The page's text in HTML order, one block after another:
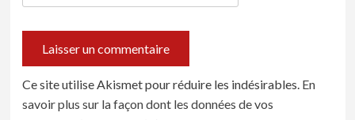
Ce site utilise Akismet pour réduire les indésirables. En
savoir plus sur la façon dont les données de vos